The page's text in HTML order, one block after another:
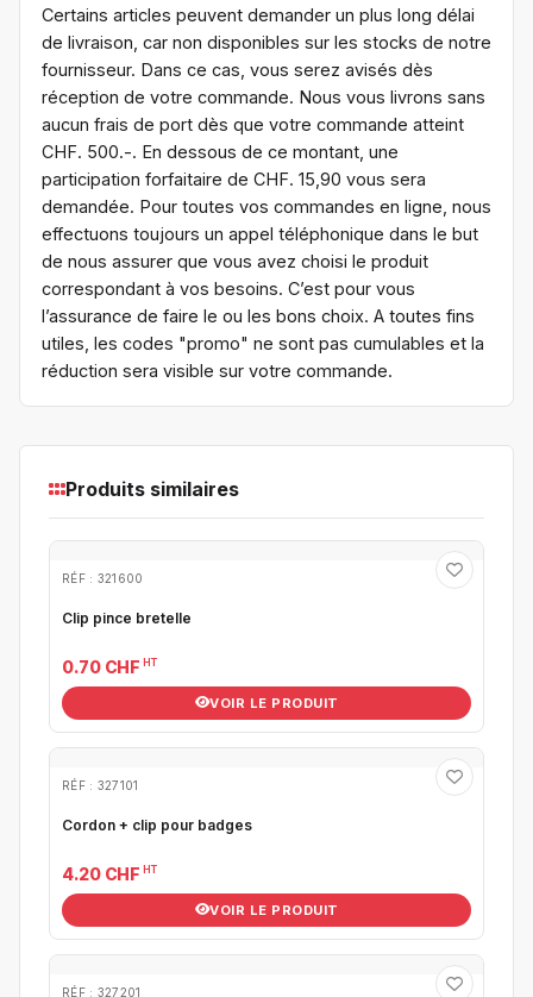
Certains articles peuvent demander un plus long délai
de livraison, car non disponibles sur les stocks de notre
fournisseur. Dans ce cas, vous serez avisés dès
réception de votre commande. Nous vous livrons sans
aucun frais de port dès que votre commande atteint
CHF. 500.-. En dessous de ce montant, une
participation forfaitaire de CHF. 15,90 vous sera
demandée. Pour toutes vos commandes en ligne, nous
effectuons toujours un appel téléphonique dans le but
de nous assurer que vous avez choisi le produit
correspondant à vos besoins. C’est pour vous
l’assurance de faire le ou les bons choix. A toutes fins
utiles, les codes "promo" ne sont pas cumulables et la
réduction sera visible sur votre commande.
Produits similaires
RÉF : 321600
Clip pince bretelle
0.70 CHF HT
VOIR LE PRODUIT
RÉF : 327101
Cordon + clip pour badges
4.20 CHF HT
VOIR LE PRODUIT
RÉF : 327201